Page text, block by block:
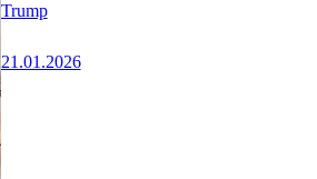
Trump
21.01.2026